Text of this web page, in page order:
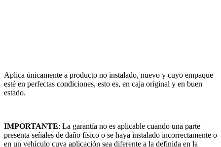
Aplica únicamente a producto no instalado, nuevo y cuyo empaque
esté en perfectas condiciones, esto es, en caja original y en buen
estado.
IMPORTANTE: La garantía no es aplicable cuando una parte
presenta señales de daño físico o se haya instalado incorrectamente o
en un vehículo cuya aplicación sea diferente a la definida en la